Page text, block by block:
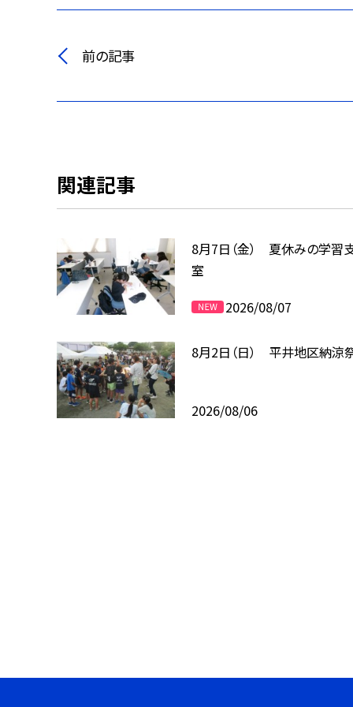
前の記事
関連記事
8月7日（金） 夏休みの学習
室
2026/08/07
8月2日（日） 平井地区納涼
2026/08/06